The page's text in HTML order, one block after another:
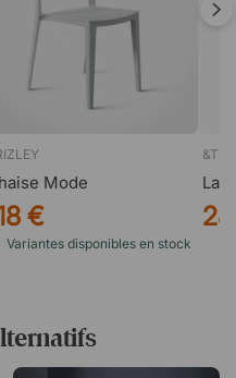
Mode
€
Variantes disponibles en stock